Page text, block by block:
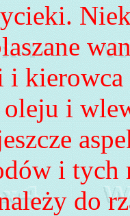
i kierowca
oleju i
i tych
dorz